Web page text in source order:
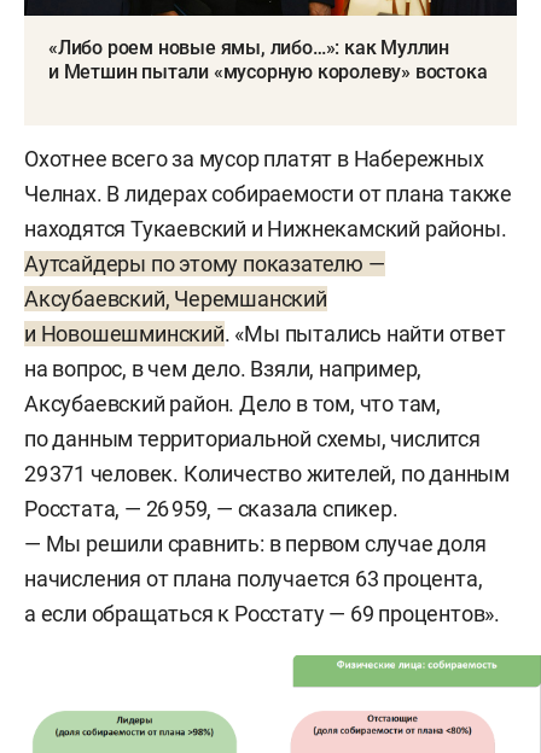
«Либо роем новые ямы, либо…»: как Муллин
и Метшин пытали «мусорную королеву» востока
Охотнее всего за мусор платят в Набережных
Челнах. В лидерах собираемости от плана также
находятся Тукаевский и Нижнекамский районы.
Аутсайдеры по этому показателю —
Аксубаевский, Черемшанский
и Новошешминский. «Мы пытались найти ответ
на вопрос, в чем дело. Взяли, например,
Аксубаевский район. Дело в том, что там,
по данным территориальной схемы, числится
29 371 человек. Количество жителей, по данным
Росстата, — 26 959, — сказала спикер.
— Мы решили сравнить: в первом случае доля
начисления от плана получается 63 процента,
а если обращаться к Росстату — 69 процентов».